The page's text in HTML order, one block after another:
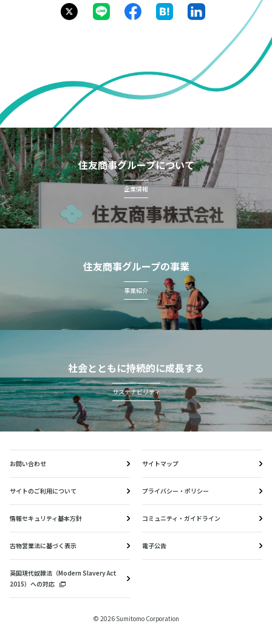
住友商事グループについて
企業情報
住友商事グループの事業
事業紹介
社会とともに持続的に成長する
サステナビリティ
お問い合わせ サイトマップ
サイトのご利用について プライバシー・ポリシー
情報セキュリティ基本方針 コミュニティ・ガイドライン
古物営業法に基づく表示 電子公告
英国現代奴隷法（Modern Slavery Act
2015）への対応
© 2026 Sumitomo Corporation